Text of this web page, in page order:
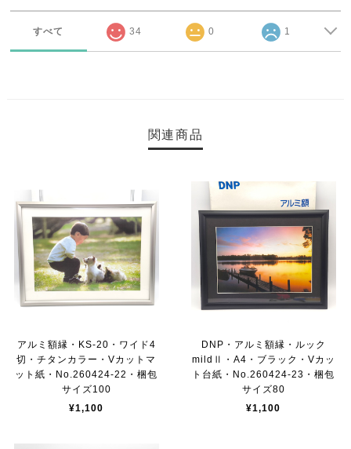
すべて 34 0 1
関連商品
アルミ額縁・KS-20・ワイド4
切・チタンカラー・Vカットマ
ット紙・No.260424-22・梱包
サイズ100
¥1,100
DNP・アルミ額縁・ルック
mildⅡ・A4・ブラック・Vカッ
ト台紙・No.260424-23・梱包
サイズ80
¥1,100